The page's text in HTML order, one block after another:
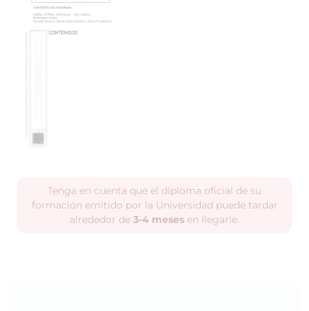
Tenga en cuenta que el diploma oficial de su
formación emitido por la Universidad puede tardar
alrededor de 3-4 meses en llegarle.